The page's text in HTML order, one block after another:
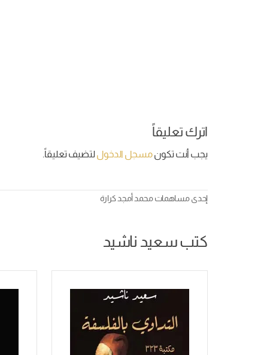
اترك تعليقاً
يجب أنت تكونمسجل الدخوللتضيف تعليقاً.
إحدى مساهماتمحمد أمجد كرارة
كتب سعيد ناشيد